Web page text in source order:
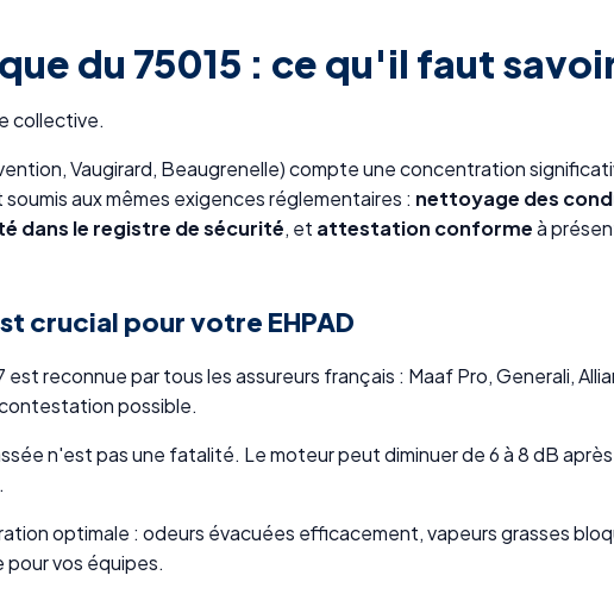
du 75015 : ce qu'il faut
collective.
Vaugirard, Beaugrenelle) compte une concentration
aux mêmes exigences réglementaires : nettoyage des
dans le registre de sécurité, et attestation conformeà
crucial pour votre EHPAD
reconnue par tous les assureurs français : Maaf Pro, Generali,
possible.
n'est pas une fatalité. Le moteur peut diminuer de 6 à 8 dB
optimale : odeurs évacuées efficacement, vapeurs grasses
vos équipes.